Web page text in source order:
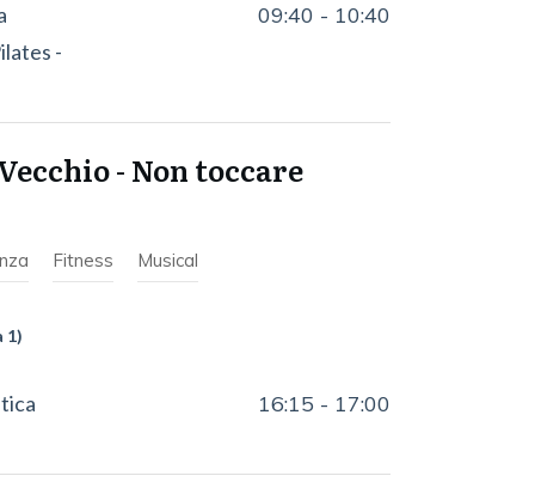
-
09:40 - 10:40
- Non toccare
Fitness Musical
1)
16:15 - 17:00